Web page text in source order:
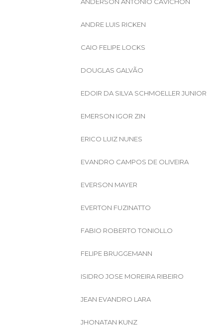
ANDERSON ANTONIO CAVICHON
ANDRE LUIS RICKEN
CAIO FELIPE LOCKS
DOUGLAS GALVÃO
EDOIR DA SILVA SCHMOELLER JUNIOR
EMERSON IGOR ZIN
ERICO LUIZ NUNES
EVANDRO CAMPOS DE OLIVEIRA
EVERSON MAYER
EVERTON FUZINATTO
FABIO ROBERTO TONIOLLO
FELIPE BRUGGEMANN
ISIDRO JOSE MOREIRA RIBEIRO
JEAN EVANDRO LARA
JHONATAN KUNZ